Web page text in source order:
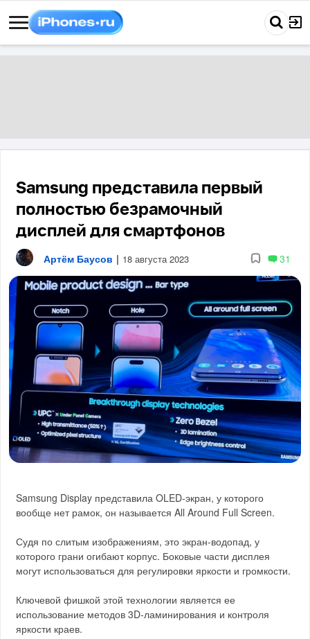
Samsung представила первый
полностью безрамочный
дисплей для смартфонов
Артём Баусов | 18 августа 2023 31
Samsung Display представила OLED-экран, у которого
вообще нет рамок, он называется All Around Full Screen.
Судя по слитым изображениям, это экран-водопад, у
которого грани огибают корпус. Боковые части дисплея
могут использоваться для регулировки яркости и громкости.
Ключевой фишкой этой технологии является ее
использование методов 3D-ламинирования и контроля
яркости краев.